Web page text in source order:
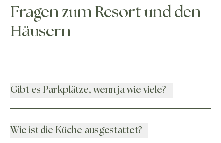
Fragen zum Resort und den
Häusern
Gibt es Parkplätze, wenn ja wie viele?
Wie ist die Küche ausgestattet?